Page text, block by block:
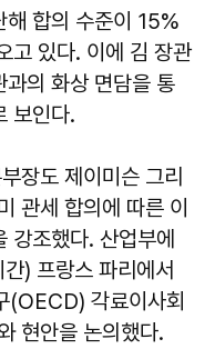
해 합의 수준이 15%
고 있다. 이에 김 장관
의 화상 면담을 통
보인다.
장도 제이미슨 그리
관세 합의에 따른 이
강조했다. 산업부에
) 프랑스 파리에서
(OECD) 각료이사회
현안을 논의했다.